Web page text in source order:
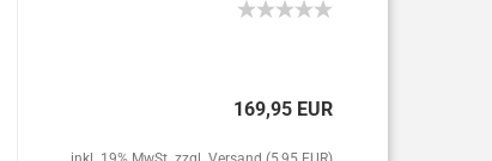
169,95 EUR